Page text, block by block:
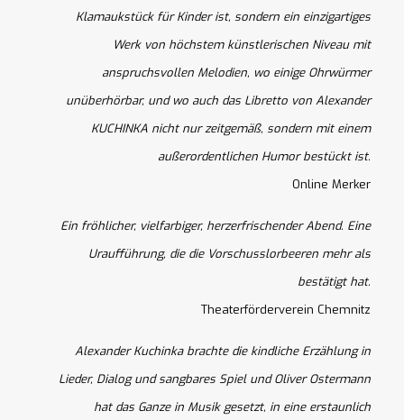
Klamaukstück für Kinder ist, sondern ein einzigartiges
Werk von höchstem künstlerischen Niveau mit
anspruchsvollen Melodien, wo einige Ohrwürmer
unüberhörbar, und wo auch das Libretto von Alexander
KUCHINKA nicht nur zeitgemäß, sondern mit einem
außerordentlichen Humor bestückt ist.
Online Merker
Ein fröhlicher, vielfarbiger, herzerfrischender Abend. Eine
Uraufführung, die die Vorschusslorbeeren mehr als
bestätigt hat.
Theaterförderverein Chemnitz
Alexander Kuchinka brachte die kindliche Erzählung in
Lieder, Dialog und sangbares Spiel und Oliver Ostermann
hat das Ganze in Musik gesetzt, in eine erstaunlich